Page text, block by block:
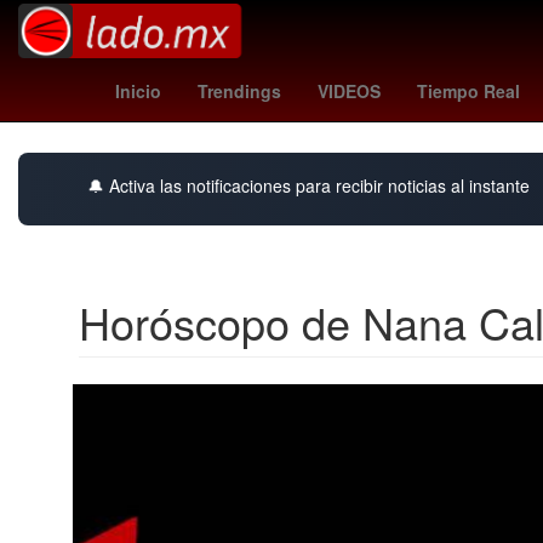
Inicio Trendings VIDEOS Tiempo Real
Selección de fútbol de El Salvador Gas volcánico
🔔 Activa las notificaciones para recibir noticias al instante
Horóscopo de Nana